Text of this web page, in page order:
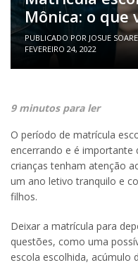
Mônica: o que
PUBLICADO POR JOSUE
FEVEREIRO 24, 2022
9 minutos para ler
O período de matrícula
encerrando e é importante
crianças tenham atenção
um ano letivo tranquilo e
filhos.
Deixar a matrícula para
questões, como uma
escola escolhida, acúmulo